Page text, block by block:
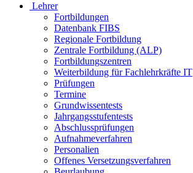
Lehrer
Fortbildungen
Datenbank FIBS
Regionale Fortbildung
Zentrale Fortbildung (ALP)
Fortbildungszentren
Weiterbildung für Fachlehrkräfte IT
Prüfungen
Termine
Grundwissentests
Jahrgangsstufentests
Abschlussprüfungen
Aufnahmeverfahren
Personalien
Offenes Versetzungsverfahren